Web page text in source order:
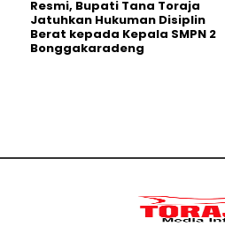
Resmi, Bupati Tana Toraja
Jatuhkan Hukuman Disiplin
Berat kepada Kepala SMPN 2
Bonggakaradeng